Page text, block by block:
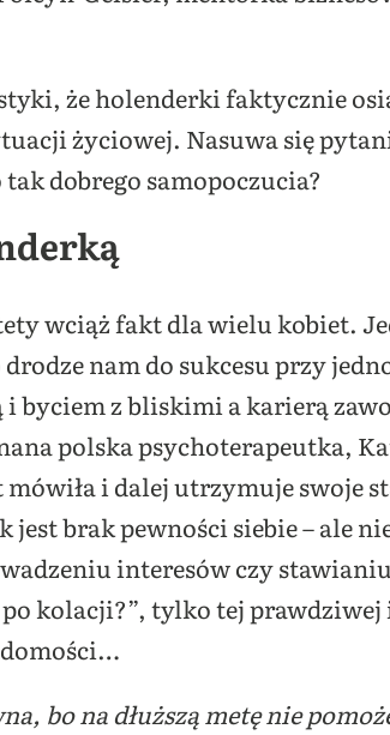
że holenderki faktycznie
życiowej. Nasuwa się
dobrego samopoczucia?
wciąż fakt dla wielu kobiet.
nam do sukcesu przy
byciem z bliskimi a karierą
polska psychoterapeutka,
i dalej utrzymuje swoje
brak pewności siebie – ale
interesów czy
kolacji?”, tylko tej prawdziwej
bo na dłuższą metę nie